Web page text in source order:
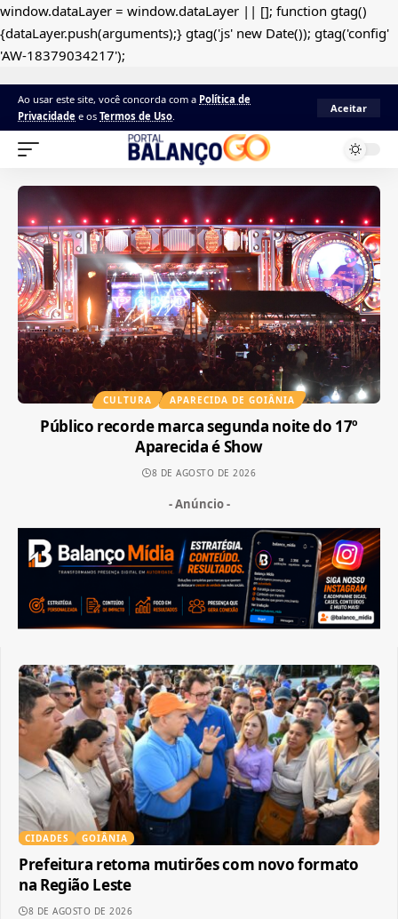
window.dataLayer = window.dataLayer || []; function gtag()
{dataLayer.push(arguments);} gtag('js' new Date()); gtag('config'
'AW-18379034217');
Ao usar este site, você concorda com a Política de
Privacidade e os Termos de Uso.
Aceitar
CULTURA APARECIDA DE GOIÂNIA
Público recorde marca segunda noite do 17º
Aparecida é Show
8 DE AGOSTO DE 2026
- Anúncio -
CIDADES GOIÂNIA
Prefeitura retoma mutirões com novo formato
na Região Leste
8 DE AGOSTO DE 2026